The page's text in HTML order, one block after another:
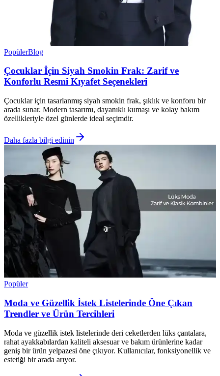
PopülerBlog
Çocuklar İçin Siyah Smokin Frak: Zarif ve
Konforlu Resmi Kıyafet Seçenekleri
Çocuklar için tasarlanmış siyah smokin frak, şıklık ve konforu bir
arada sunar. Modern tasarımı, dayanıklı kumaşı ve kolay bakım
özellikleriyle özel günlerde ideal seçimdir.
Daha fazla bilgi edinin
Popüler
Moda ve Güzellik İstek Listelerinde Öne Çıkan
Trendler ve Ürün Tercihleri
Moda ve güzellik istek listelerinde deri ceketlerden lüks çantalara,
rahat ayakkabılardan kaliteli aksesuar ve bakım ürünlerine kadar
geniş bir ürün yelpazesi öne çıkıyor. Kullanıcılar, fonksiyonellik ve
estetiği bir arada arıyor.